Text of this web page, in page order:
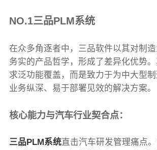
NO.1三品PLM系统
在众多角逐者中，三品软件以其对制
务实的产品哲学，形成了差异化优势
求泛功能覆盖，而是致力于为中大型
业务纵深、易于部署见效的解决方案。
核心能力与汽车行业契合点：
三品PLM系统直击汽车研发管理痛点